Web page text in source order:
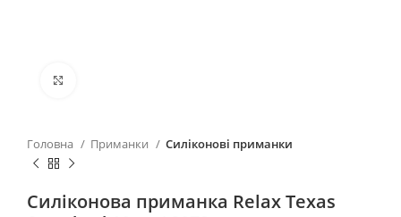
Головна Приманки Силіконові приманки
Силіконова приманка Relax Texas